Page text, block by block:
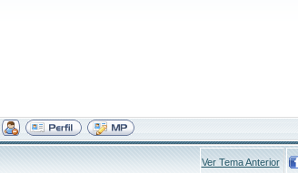
Ver Tema Anterior